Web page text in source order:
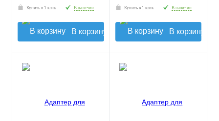
Купить в 1 клик В наличии
В корзину
Купить в 1 клик В наличии
В корзину